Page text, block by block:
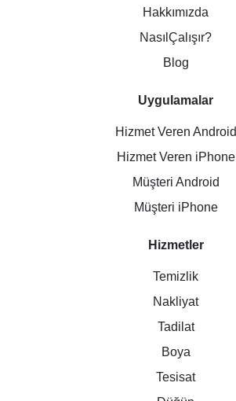
Hakkımızda
NasılÇalışır?
Blog
Uygulamalar
Hizmet Veren Android
Hizmet Veren iPhone
Müşteri Android
Müşteri iPhone
Hizmetler
Temizlik
Nakliyat
Tadilat
Boya
Tesisat